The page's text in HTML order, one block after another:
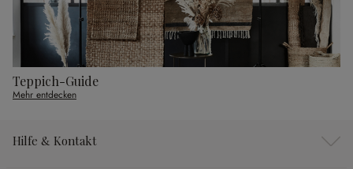
Teppich-Guide
Mehr entdecken
Hilfe & Kontakt